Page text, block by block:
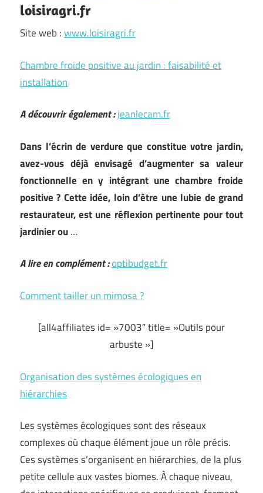
loisiragri.fr
Site web :www.loisiragri.fr
Chambre froide positive au jardin : faisabilité et
installation
A découvrir également :jeanlecam.fr
Dans l’écrin de verdure que constitue votre jardin,
avez-vous déjà envisagé d’augmenter sa valeur
fonctionnelle en y intégrant une chambre froide
positive ? Cette idée, loin d’être une lubie de grand
restaurateur, est une réflexion pertinente pour tout
jardinier ou…
A lire en complément :optibudget.fr
Comment tailler un mimosa ?
[all4affiliates id= »7003″ title= »Outils pour
arbuste »]
Organisation des systèmes écologiques en
hiérarchies
Les systèmes écologiques sont des réseaux
complexes où chaque élément joue un rôle précis.
Ces systèmes s’organisent en hiérarchies, de la plus
petite cellule aux vastes biomes. À chaque niveau,